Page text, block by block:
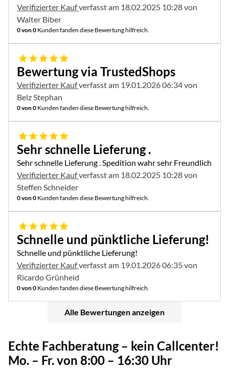
Verifizierter Kaufverfasst am 18.02.2025 10:28 von
Walter Biber
0 von 0 Kunden fanden diese Bewertung hilfreich.
5 von 5
Bewertung via TrustedShops
Verifizierter Kaufverfasst am 19.01.2026 06:34 von
Belz Stephan
0 von 0 Kunden fanden diese Bewertung hilfreich.
5 von 5
Sehr schnelle Lieferung .
Sehr schnelle Lieferung . Spedition wahr sehr Freundlich
Verifizierter Kaufverfasst am 18.02.2025 10:28 von
Steffen Schneider
0 von 0 Kunden fanden diese Bewertung hilfreich.
5 von 5
Schnelle und pünktliche Lieferung!
Schnelle und pünktliche Lieferung!
Verifizierter Kaufverfasst am 19.01.2026 06:35 von
Ricardo Grünheid
0 von 0 Kunden fanden diese Bewertung hilfreich.
Alle Bewertungen anzeigen
Echte Fachberatung – kein Callcenter!
Mo. – Fr. von 8:00 – 16:30 Uhr